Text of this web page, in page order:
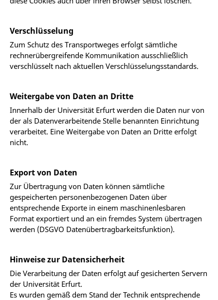
Verschlüsselung
Zum Schutz des Transportweges erfolgt sämtliche
rechnerübergreifende Kommunikation ausschließlich
verschlüsselt nach aktuellen Verschlüsselungsstandards.
Weitergabe von Daten an Dritte
Innerhalb der Universität Erfurt werden die Daten nur von
der als Datenverarbeitende Stelle benannten Einrichtung
verarbeitet. Eine Weitergabe von Daten an Dritte erfolgt
nicht.
Export von Daten
Zur Übertragung von Daten können sämtliche
gespeicherten personenbezogenen Daten über
entsprechende Exporte in einem maschinenlesbaren
Format exportiert und an ein fremdes System übertragen
werden (DSGVO Datenübertragbarkeitsfunktion).
Hinweise zur Datensicherheit
Die Verarbeitung der Daten erfolgt auf gesicherten Servern
der Universität Erfurt.
Es wurden gemäß dem Stand der Technik entsprechende